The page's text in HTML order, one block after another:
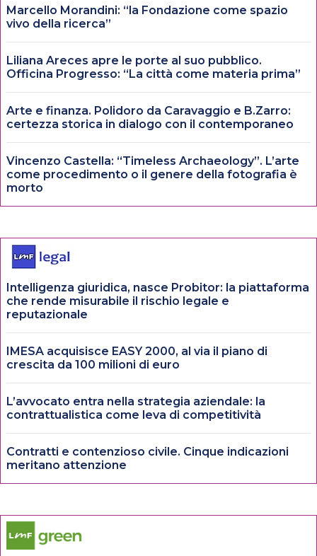
Marcello Morandini: “la Fondazione come spazio
vivo della ricerca”
Liliana Areces apre le porte al suo pubblico.
Officina Progresso: “La città come materia prima”
Arte e finanza. Polidoro da Caravaggio e B.Zarro:
certezza storica in dialogo con il contemporaneo
Vincenzo Castella: “Timeless Archaeology”. L’arte
come procedimento o il genere della fotografia è
morto
Intelligenza giuridica, nasce Probitor: la piattaforma
che rende misurabile il rischio legale e
reputazionale
IMESA acquisisce EASY 2000, al via il piano di
crescita da 100 milioni di euro
L’avvocato entra nella strategia aziendale: la
contrattualistica come leva di competitività
Contratti e contenzioso civile. Cinque indicazioni
meritano attenzione